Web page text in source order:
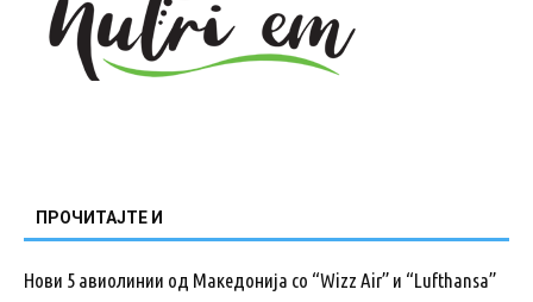
ПРОЧИТАЈТЕ И
Нови 5 авиолинии од Македонија со “Wizz Air” и “Lufthansa”